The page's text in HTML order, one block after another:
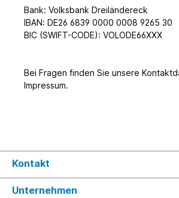
Bank: Volksbank Dreiländereck
IBAN: DE26 6839 0000 0008 9265 30
BIC (SWIFT-CODE): VOLODE66XXX
Bei Fragen finden Sie unsere
Impressum.
Kontakt
Unternehmen